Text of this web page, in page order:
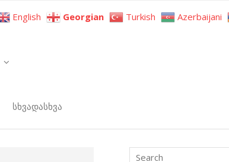
სხვადასხვა
English Georgian Turkish Azerbaijani